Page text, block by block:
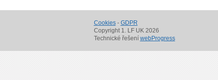
Cookies- GDPR
Copyright 1. LF UK 2026
Technické řešení webProgress